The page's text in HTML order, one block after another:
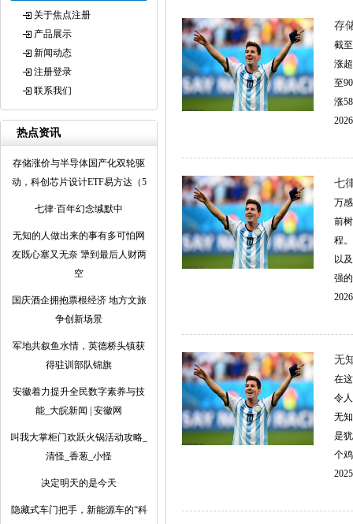
关于焦点注册
产品展示
新闻动态
注册登录
联系我们
热点资讯
存储涨价与半导体国产化双轮驱
动，科创芯片设计ETF易方达（5
七律·百年幻念缄默中
无知的人做出来的事有多可怕网
友既心塞又无奈 犟到最后人财两
空
国庆酒企拥抱票根经济 地方文旅
争创新场景
军地共叙鱼水情，英德桥头镇获
得驻训部队锦旗
安徽着力提升全民数字素养与技
能_大皖新闻 | 安徽网
叫我大掌柜门欢跃火锅活动攻略_
清怪_香葱_小怪
决定明天的是今天
隐藏式车门把手，新能源车的“科
存
截
涨
至
涨
七
万
前
程
以
强
无
在
令
无
是
个